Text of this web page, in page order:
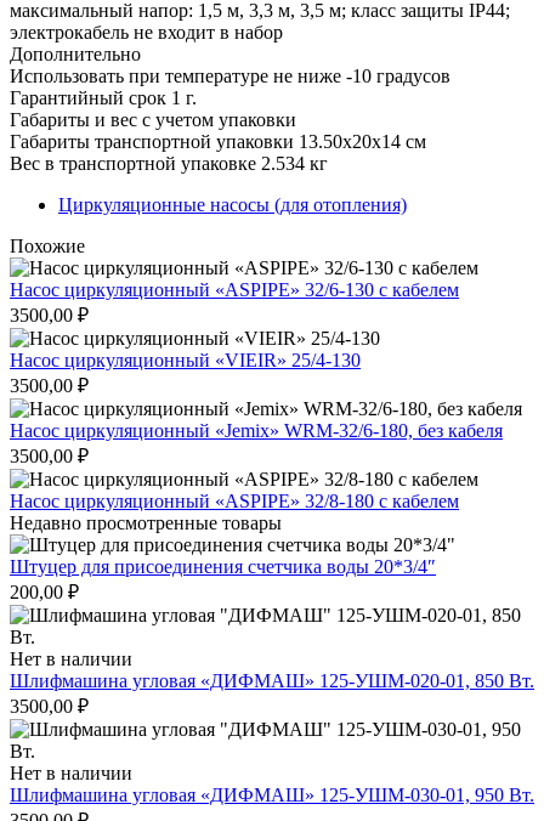
максимальный напор: 1,5 м, 3,3 м, 3,5 м; класс защиты IP44;
электрокабель не входит в набор
Дополнительно
Использовать при температуре не ниже -10 градусов
Гарантийный срок 1 г.
Габариты и вес с учетом упаковки
Габариты транспортной упаковки 13.50х20х14 см
Вес в транспортной упаковке 2.534 кг
Циркуляционные насосы (для отопления)
Похожие
Насос циркуляционный «ASPIPE» 32/6-130 с кабелем
3500,00 ₽
Насос циркуляционный «VIEIR» 25/4-130
3500,00 ₽
Насос циркуляционный «Jemix» WRM-32/6-180, без кабеля
3500,00 ₽
Насос циркуляционный «ASPIPE» 32/8-180 с кабелем
Недавно просмотренные товары
Штуцер для присоединения счетчика воды 20*3/4″
200,00 ₽
Нет в наличии
Шлифмашина угловая «ДИФМАШ» 125-УШМ-020-01, 850 Вт.
3500,00 ₽
Нет в наличии
Шлифмашина угловая «ДИФМАШ» 125-УШМ-030-01, 950 Вт.